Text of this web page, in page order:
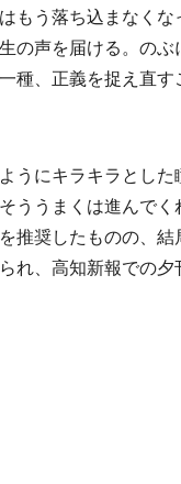
もう落ち込まなく
の声を届ける。の
種、正義を捉え直す
うにキラキラとした
ううまくは進んで
推奨したものの、結
れ、高知新報での